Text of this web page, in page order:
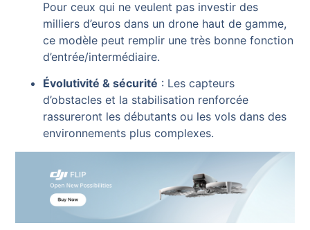
Pour ceux qui ne veulent pas investir des
milliers d’euros dans un drone haut de gamme,
ce modèle peut remplir une très bonne fonction
d’entrée/intermédiaire.
Évolutivité & sécurité : Les capteurs
d’obstacles et la stabilisation renforcée
rassureront les débutants ou les vols dans des
environnements plus complexes.